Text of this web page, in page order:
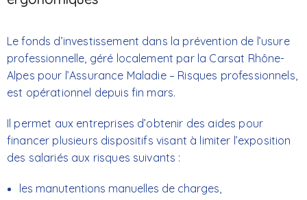
Le fonds d’investissement dans la prévention de l’usure
professionnelle, géré localement par la Carsat Rhône-
Alpes pour l’Assurance Maladie – Risques professionnels,
est opérationnel depuis fin mars.
Il permet aux entreprises d’obtenir des aides pour
financer plusieurs dispositifs visant à limiter l’exposition
des salariés aux risques suivants :
les manutentions manuelles de charges,